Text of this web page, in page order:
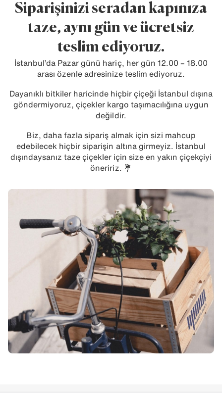
Siparişinizi seradan kapınıza
taze, aynı gün ve ücretsiz
teslim ediyoruz.
İstanbul’da Pazar günü hariç, her gün 12.00 – 18.00
arası özenle adresinize teslim ediyoruz.
Dayanıklı bitkiler haricinde hiçbir çiçeği İstanbul dışına
göndermiyoruz, çiçekler kargo taşımacılığına uygun
değildir.
Biz, daha fazla sipariş almak için sizi mahcup
edebilecek hiçbir siparişin altına girmeyiz. İstanbul
dışındaysanız taze çiçekler için size en yakın çiçekçiyi
öneririz. 💐